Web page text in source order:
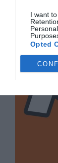
I want
Opted